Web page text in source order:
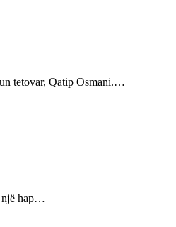
tetovar, Qatip Osmani.…
një hap…